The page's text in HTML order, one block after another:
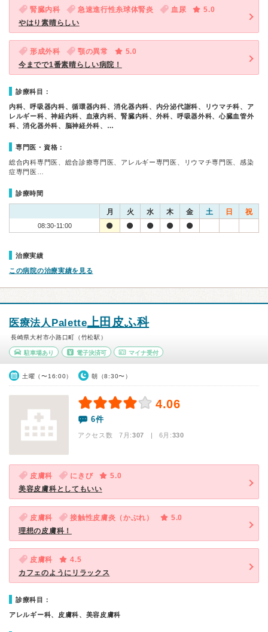
腎臓内科 急速進行性糸球体腎炎 血尿
5.0
やはり素晴らしい
形成外科 顎の異常
5.0
今までで1番素晴らしい病院！
診療科目：
内科、呼吸器内科、循環器内科、消化器内科、内分泌代謝科、リウマチ科、ア
レルギー科、神経内科、血液内科、腎臓内科、外科、呼吸器外科、心臓血管外
科、消化器外科、脳神経外科、…
専門医・資格：
総合内科専門医、総合診療専門医、アレルギー専門医、リウマチ専門医、感染
症専門医…
診療時間
月 火 水 木 金 土 日 祝
08:30-11:00
治療実績
この病院の治療実績を見る
医療法人Palette上田皮ふ科
長崎県大村市小路口町（竹松駅）
駐車場あり 電子決済可 マイナ受付
土曜（〜16:00） 朝（8:30〜）
4.06
6件
アクセス数 7月:307 | 6月:330
皮膚科 にきび
5.0
美容皮膚科としてもいい
皮膚科 接触性皮膚炎（かぶれ）
5.0
理想の皮膚科！
皮膚科
4.5
カフェのようにリラックス
診療科目：
アレルギー科、皮膚科、美容皮膚科